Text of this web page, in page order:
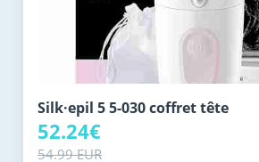
Silk·epil 5 5-030 coffret tête
52.24€
54.99 EUR